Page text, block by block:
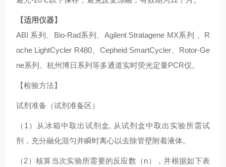
【适用仪器】
ABI 系列、Bio-Rad系列、Agilent Stratagene MX系列 、R
oche LightCycler R480、Cepheid SmartCycler、Rotor-Ge
ne系列、杭州博日系列等多通道实时荧光定量PCR仪。
【检验方法】
试剂准备（试剂准备区）
（1）从冰箱中取出试剂盒, 从试剂盒中取出实验所需试
剂，充分融化混匀并瞬时离心以去除管壁附着液体。
（2）核算当次实验所需要的反应数（n），并根据如下表